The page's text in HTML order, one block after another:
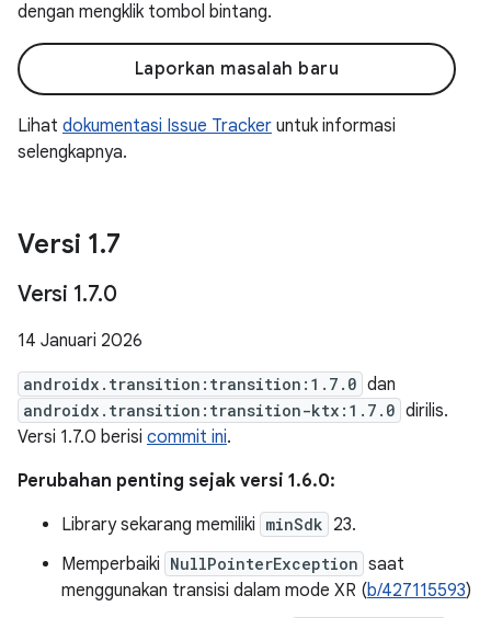
dengan mengklik tombol bintang.
Laporkan masalah baru
Lihat dokumentasi Issue Tracker untuk informasi
selengkapnya.
Versi 1.7
Versi 1.7.0
14 Januari 2026
androidx.transition:transition:1.7.0 dan
androidx.transition:transition-ktx:1.7.0 dirilis.
Versi 1.7.0 berisi commit ini.
Perubahan penting sejak versi 1.6.0:
Library sekarang memiliki minSdk 23.
Memperbaiki NullPointerException saat
menggunakan transisi dalam mode XR (b/427115593)